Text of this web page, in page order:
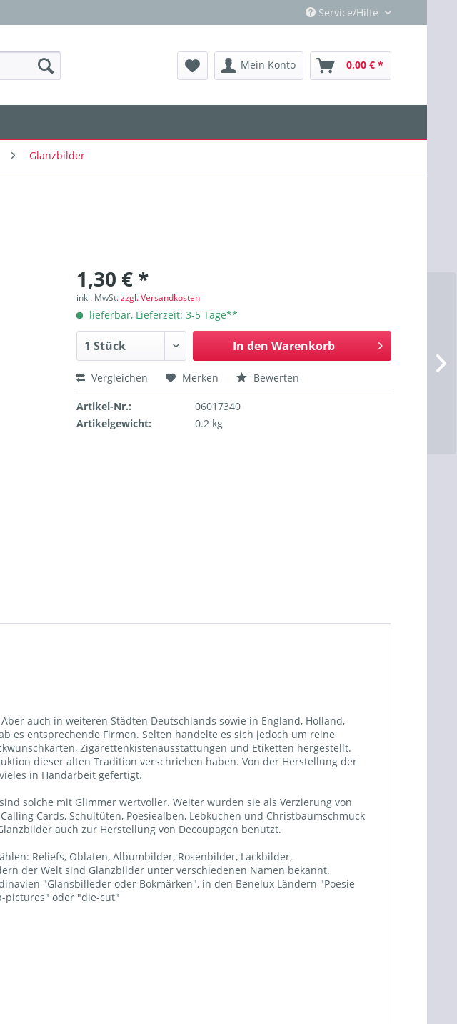
Service/Hilfe
Mein Konto 0,00 € *
Glanzbilder
1,30 € *
inkl. MwSt.zzgl. Versandkosten
lieferbar, Lieferzeit: 3-5 Tage**
In den Warenkorb
Vergleichen Merken Bewerten
Artikel-Nr.:
06017340
Artikelgewicht:
0.2 kg
auch in weiteren Städten Deutschlands sowie in England, Holland,
es entsprechende Firmen. Selten handelte es sich jedoch um reine
Zigarettenkistenausstattungen und Etiketten hergestellt.
dieser alten Tradition verschrieben haben. Von der Herstellung der
in Handarbeit gefertigt.
solche mit Glimmer wertvoller. Weiter wurden sie als Verzierung von
Cards, Schultüten, Poesiealben, Lebkuchen und Christbaumschmuck
auch zur Herstellung von Decoupagen benutzt.
Reliefs, Oblaten, Albumbilder, Rosenbilder, Lackbilder,
der Welt sind Glanzbilder unter verschiedenen Namen bekannt.
"Glansbilleder oder Bokmärken", in den Benelux Ländern "Poesie
pictures" oder "die-cut"